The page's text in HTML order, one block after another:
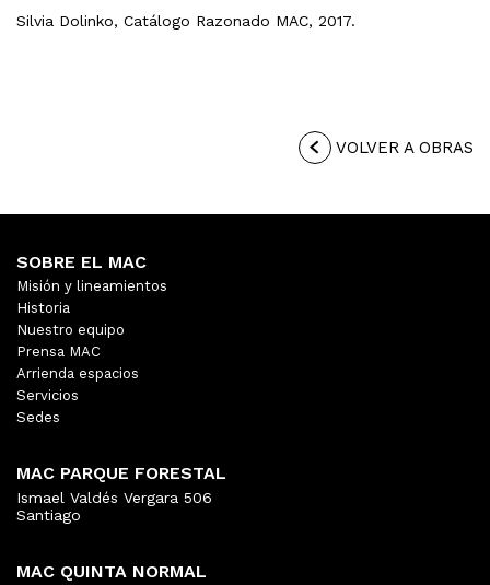
Silvia Dolinko, Catálogo Razonado MAC, 2017.
VOLVER A OBRAS
SOBRE EL MAC
Misión y lineamientos
Historia
Nuestro equipo
Prensa MAC
Arrienda espacios
Servicios
Sedes
MAC PARQUE FORESTAL
Ismael Valdés Vergara 506
Santiago
MAC QUINTA NORMAL